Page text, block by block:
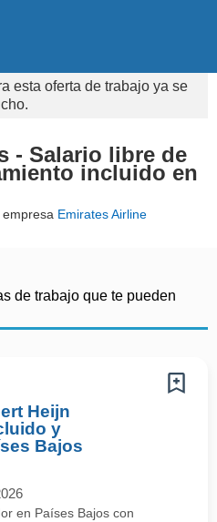
esta oferta de trabajo ya se
- Salario libre de
incluido en
Emirates Airline
de trabajo que te pueden
Heijn
y
Bajos
en Países Bajos con